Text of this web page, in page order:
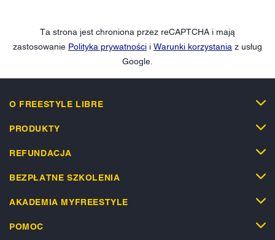
Ta strona jest chroniona przez reCAPTCHA i mają
zastosowanie Polityka prywatności i Warunki korzystania z usług
Google.
O FREESTYLE LIBRE
PRODUKTY
REFUNDACJA
BEZPŁATNE SZKOLENIA
AKADEMIA MYFREESTYLE
POMOC